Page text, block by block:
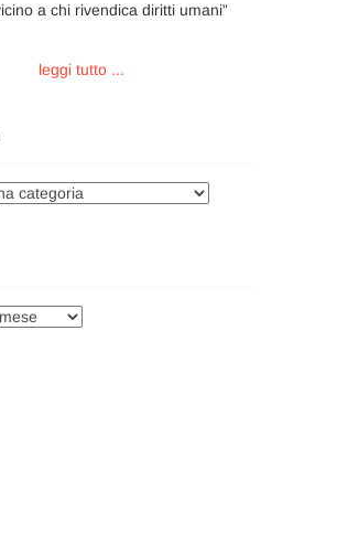
a chi rivendica diritti umani”
leggi tutto ...